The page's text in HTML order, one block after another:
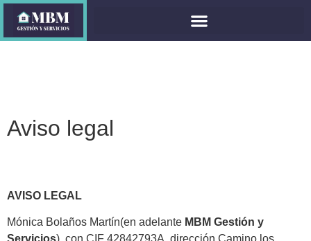
Aviso legal
AVISO LEGAL
Mónica Bolaños Martín(en adelante MBM Gestión y